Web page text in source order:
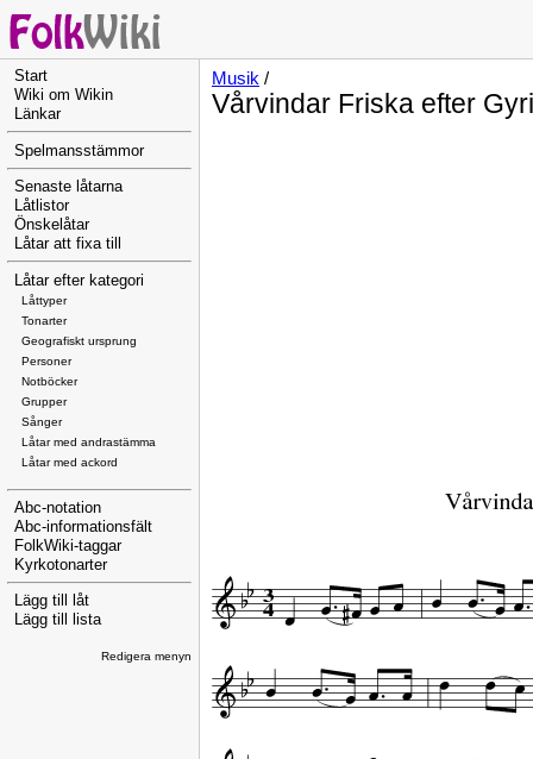
Start
Wiki om Wikin
Länkar
Spelmansstämmor
Senaste låtarna
Låtlistor
Önskelåtar
Låtar att fixa till
Låtar efter kategori
Låttyper
Tonarter
Geografiskt ursprung
Personer
Notböcker
Grupper
Sånger
Låtar med andrastämma
Låtar med ackord
Abc-notation
Abc-informationsfält
FolkWiki-taggar
Kyrkotonarter
Lägg till låt
Lägg till lista
Redigera menyn
Musik /
Vårvindar Friska efter